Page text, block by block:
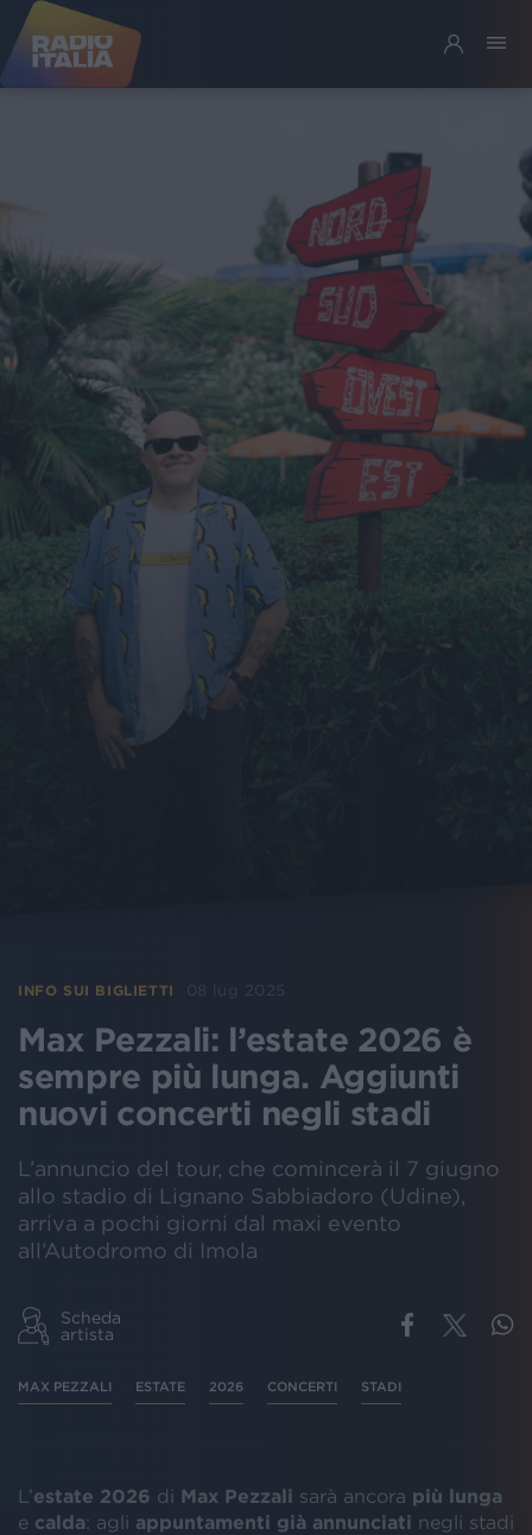
INFO SUI BIGLIETTI 08 lug 2025
Max Pezzali: l’estate 2026 è
sempre più lunga. Aggiunti
nuovi concerti negli stadi
L’annuncio del tour, che comincerà il 7 giugno
allo stadio di Lignano Sabbiadoro (Udine),
arriva a pochi giorni dal maxi evento
all’Autodromo di Imola
Scheda
artista
MAX PEZZALI ESTATE 2026 CONCERTI STADI
L’estate 2026 di Max Pezzali sarà ancora più lunga
e calda: agli appuntamenti già annunciati negli stadi